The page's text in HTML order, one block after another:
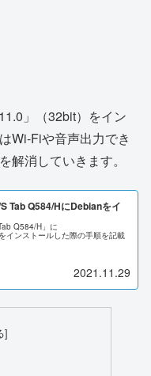
」（32bit）をイン
Wi-Fiや音声出力でき
解消していきます。
Tab Q584/HにDebianをイ
Q584/H」に
インストールした際の手順を記載
2021.11.29